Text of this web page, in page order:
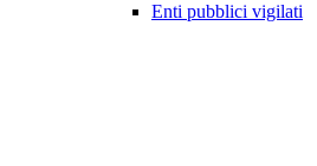
Enti pubblici vigilati